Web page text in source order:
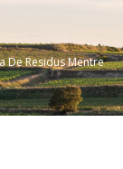
De Residus Mentre